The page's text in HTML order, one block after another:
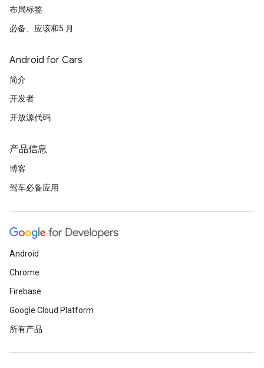
布局标签
必备、应该和5 月
Android for Cars
简介
开发者
开放源代码
产品信息
博客
驾车必备应用
Android
Chrome
Firebase
Google Cloud Platform
所有产品